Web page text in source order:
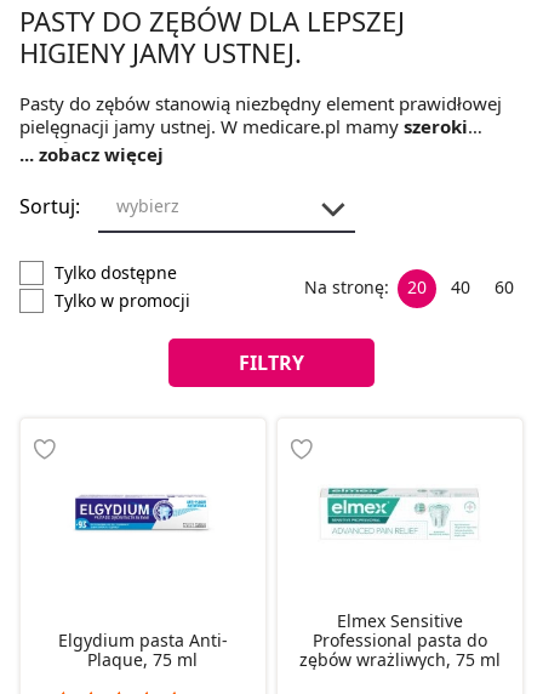
PASTY DO ZĘBÓW DLA LEPSZEJ
HIGIENY JAMY USTNEJ.
Pasty do zębów stanowią niezbędny element prawidłowej
pielęgnacji jamy ustnej. W medicare.pl mamy szeroki
wybór past:pasty wybielające, pasty wzmacniające szkliwo
i pasty chroniące przed próchnicą. Znajdziemy tu również
pasty dla dzieci
... zobacz więcej
Sortuj: wybierz
Tylko dostępne
Tylko w promocji
Na stronę: 20 40 60
FILTRY
Elgydium pasta Anti-
Plaque, 75 ml
Elmex Sensitive
Professional pasta do
zębów wrażliwych, 75 ml